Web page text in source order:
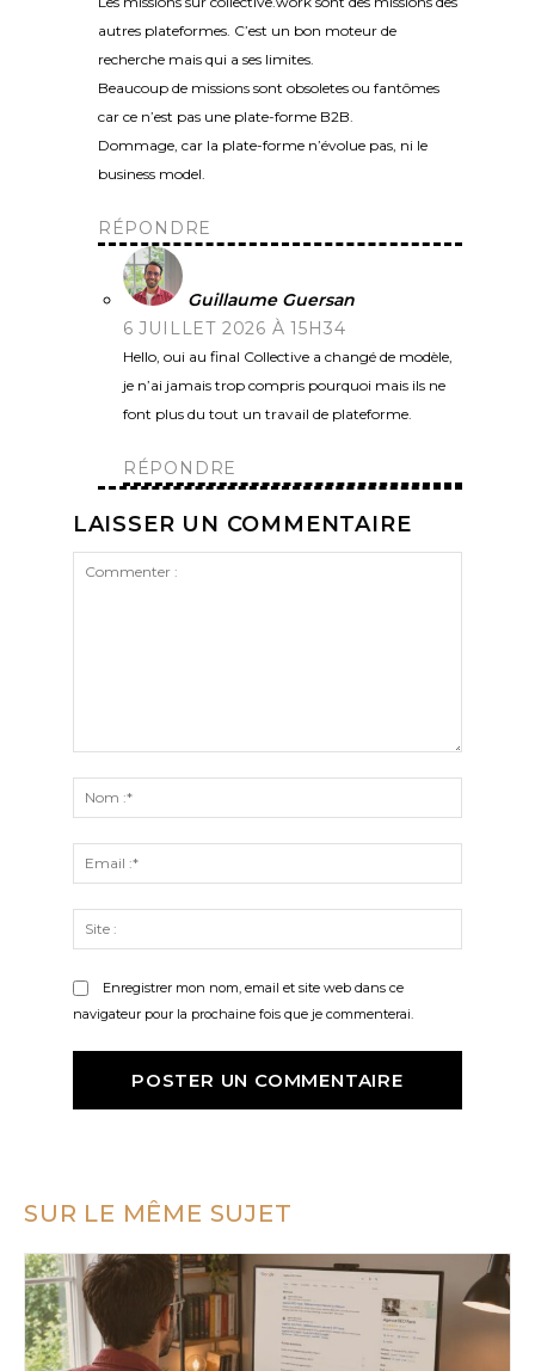
autres plateformes. C’est un bon moteur de
recherche mais qui a ses limites.
Beaucoup de missions sont obsoletes ou fantômes
car ce n’est pas une plate-forme B2B.
Dommage, car la plate-forme n’évolue pas, ni le
business model.
RÉPONDRE
Guillaume Guersan
6 JUILLET 2026 À 15H34
Hello, oui au final Collective a changé de modèle,
je n’ai jamais trop compris pourquoi mais ils ne
font plus du tout un travail de plateforme.
RÉPONDRE
LAISSER UN COMMENTAIRE
:*
:*
:
Enregistrer mon nom, email et site web dans ce
navigateur pour la prochaine fois que je commenterai.
SUR LE MÊME SUJET